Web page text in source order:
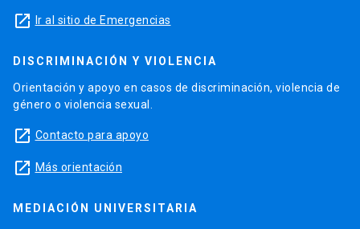
launch Ir al sitio de Emergencias
DISCRIMINACIÓN Y VIOLENCIA
Orientación y apoyo en casos de discriminación, violencia de
género o violencia sexual.
launch Contacto para apoyo
launch Más orientación
MEDIACIÓN UNIVERSITARIA